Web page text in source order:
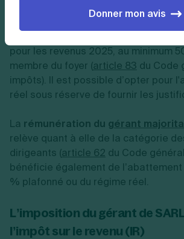
gérant non associé
relèvent de la
traitements et salaires. Un
pour les revenus 2025, au minimum
membre du foyer (article 83 du Code
impôts). Il est possible d’opter pour
réel sous réserve de fournir les
La rémunération du gérant
relève quant à elle de la catégorie
dirigeants (article 62 du Code
bénéficie également de
% plafonné ou du régime réel.
L’imposition du gérant de
l’impôt sur le revenu (IR)
Donner mon avis